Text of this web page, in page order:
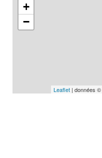
+
−
Leaflet | données ©